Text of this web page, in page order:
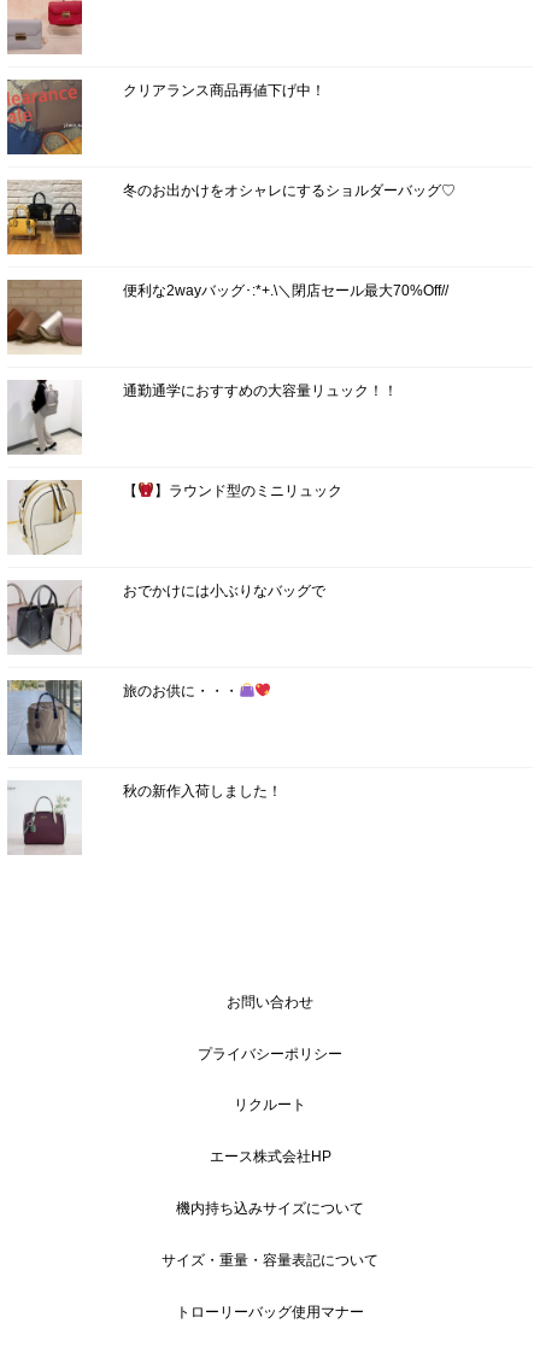
クリアランス商品再値下げ中！
冬のお出かけをオシャレにするショルダーバッグ♡
便利な2wayバッグ･:*+.\＼閉店セール最大70%Off//
通勤通学におすすめの大容量リュック！！
【 】ラウンド型のミニリュック
おでかけには小ぶりなバッグで
旅のお供に・・・
秋の新作入荷しました！
お問い合わせ
プライバシーポリシー
リクルート
エース株式会社HP
機内持ち込みサイズについて
サイズ・重量・容量表記について
トローリーバッグ使用マナー